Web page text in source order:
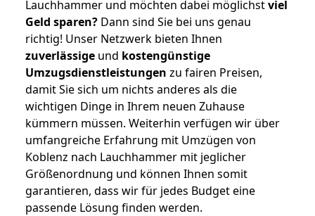
Lauchhammer und möchten dabei möglichstviel
Geld sparen? Dann sind Sie bei uns genau
richtig! Unser Netzwerk bieten Ihnen
zuverlässige und kostengünstige
Umzugsdienstleistungen zu fairen Preisen,
damit Sie sich um nichts anderes als die
wichtigen Dinge in Ihrem neuen Zuhause
kümmern müssen. Weiterhin verfügen wir über
umfangreiche Erfahrung mit Umzügen von
Koblenz nach Lauchhammer mit jeglicher
Größenordnung und können Ihnen somit
garantieren, dass wir für jedes Budget eine
passende Lösung finden werden.